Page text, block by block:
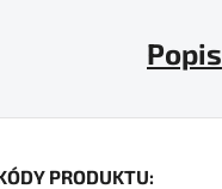
Popis
PRODUKTU: